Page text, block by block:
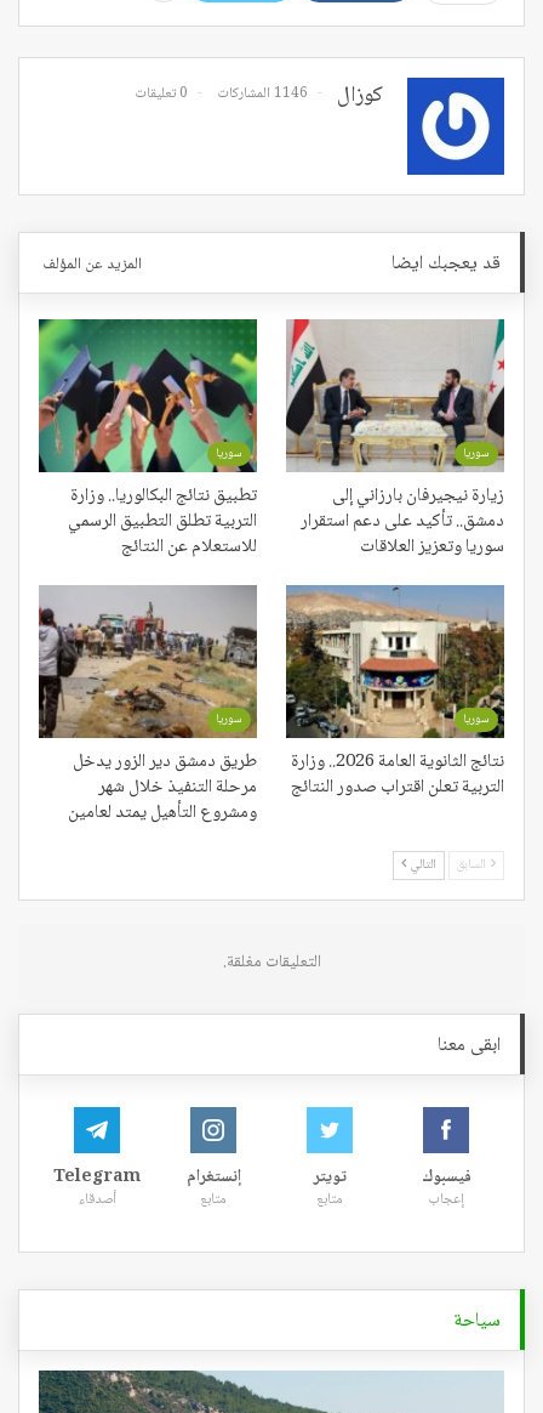
كوزال 1146 المشاركات 0 تعليقات
قد يعجبك ايضا المزيد عن المؤلف
سوريا
زيارة نيجيرفان بارزاني إلى
دمشق.. تأكيد على دعم استقرار
سوريا وتعزيز العلاقات
سوريا
تطبيق نتائج البكالوريا.. وزارة
التربية تطلق التطبيق الرسمي
للاستعلام عن النتائج
سوريا
نتائج الثانوية العامة 2026.. وزارة
التربية تعلن اقتراب صدور النتائج
سوريا
طريق دمشق دير الزور يدخل
مرحلة التنفيذ خلال شهر
ومشروع التأهيل يمتد لعامين
السابق التالي
التعليقات مغلقة.
ابقى معنا
فيسبوك
إعجاب
تويتر
متابع
إنستغرام
متابع
Telegram
أصدقاء
سياحة